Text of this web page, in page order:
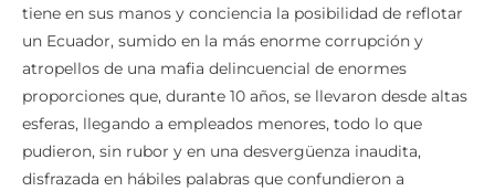
tiene en sus manos y conciencia la posibilidad de reflotar
un Ecuador, sumido en la más enorme corrupción y
atropellos de una mafia delincuencial de enormes
proporciones que, durante 10 años, se llevaron desde altas
esferas, llegando a empleados menores, todo lo que
pudieron, sin rubor y en una desvergüenza inaudita,
disfrazada en hábiles palabras que confundieron a